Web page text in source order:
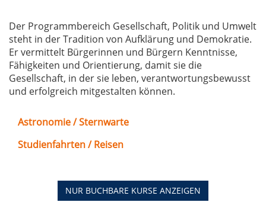
Der Programmbereich Gesellschaft, Politik und Umwelt
steht in der Tradition von Aufklärung und Demokratie.
Er vermittelt Bürgerinnen und Bürgern Kenntnisse,
Fähigkeiten und Orientierung, damit sie die
Gesellschaft, in der sie leben, verantwortungsbewusst
und erfolgreich mitgestalten können.
Astronomie / Sternwarte
Studienfahrten / Reisen
NUR BUCHBARE KURSE ANZEIGEN